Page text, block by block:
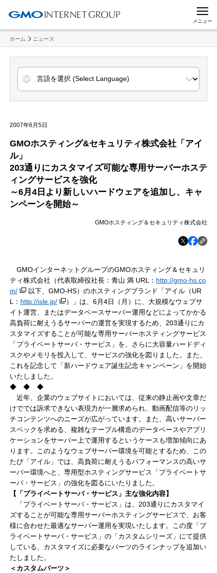
メニュー
ホーム ニュース
2007年6月5日
GMOホスティング&セキュリティ株式会社「アイ
ル」
203通りにカスタマイズ可能な専用サーバーホステ
ィングサービスを強化
～6月4日より新しいハードウェアを追加し、キャ
ンペーンを開始～
GMOホスティング＆セキュリティ株式会社
GMOインターネットグループのGMOホスティング＆セキュリ
ティ株式会社（代表取締役社長：青山 満 URL： http://gmo-hs.co
m/
以下、GMO-HS）のホスティングブランド「アイル（UR
L： http://isle.jp/
）」は、6月4日（月）に、大規模なウェブサ
イト運営、またはデータベースサーバー運用などによってかかる
高負荷に耐えうるサーバーの運営を実現するため、203通りにカ
スタマイズすることが可能な専用サーバーホスティングサービス
「プライベートサーバ・サービス」を、さらに大容量ハードディ
スクやメモリを投入して、サービスの強化を図りました。また、
これを記念して「新ハードウェア誕生記念キャンペーン」を開始
いたしました。
◆ ◆ ◆
近年、企業のウェブサイトにおいては、従来の静止画や文章だ
けででは訴求できない表現力が一層求められ、動画配信等のリッ
チコンテンツへのニーズが広がっています。また、高いサーバー
スペックを求める、複雑なテーブル構造のデータベースやアプリ
ケーションをサーバー上で運用するというケースも増加傾向にあ
ります。このようなウェブサーバー環境を可能とするため、この
たび「アイル」では、高負荷に耐えうるパフォーマンスの高いサ
ーバー環境へと、専用型ホスティングサービス「プライベートサ
ーバ・サービス」の強化を図るにいたりました。
【 「プライベートサーバ・サービス」 主な強化内容】
「プライベートサーバ・サービス」は、203通りにカスタマイ
ズすることが可能な専用サーバーホスティングサービスで、お客
様に合わせた最適なサーバー運用を実現いたします。この度「プ
ライベートサーバ・サービス」の「カスタムシリーズ」にて提供
している、カスタマイズに必要なパーツのラインナップを追加い
たしました。
＜カスタムパーツ＞